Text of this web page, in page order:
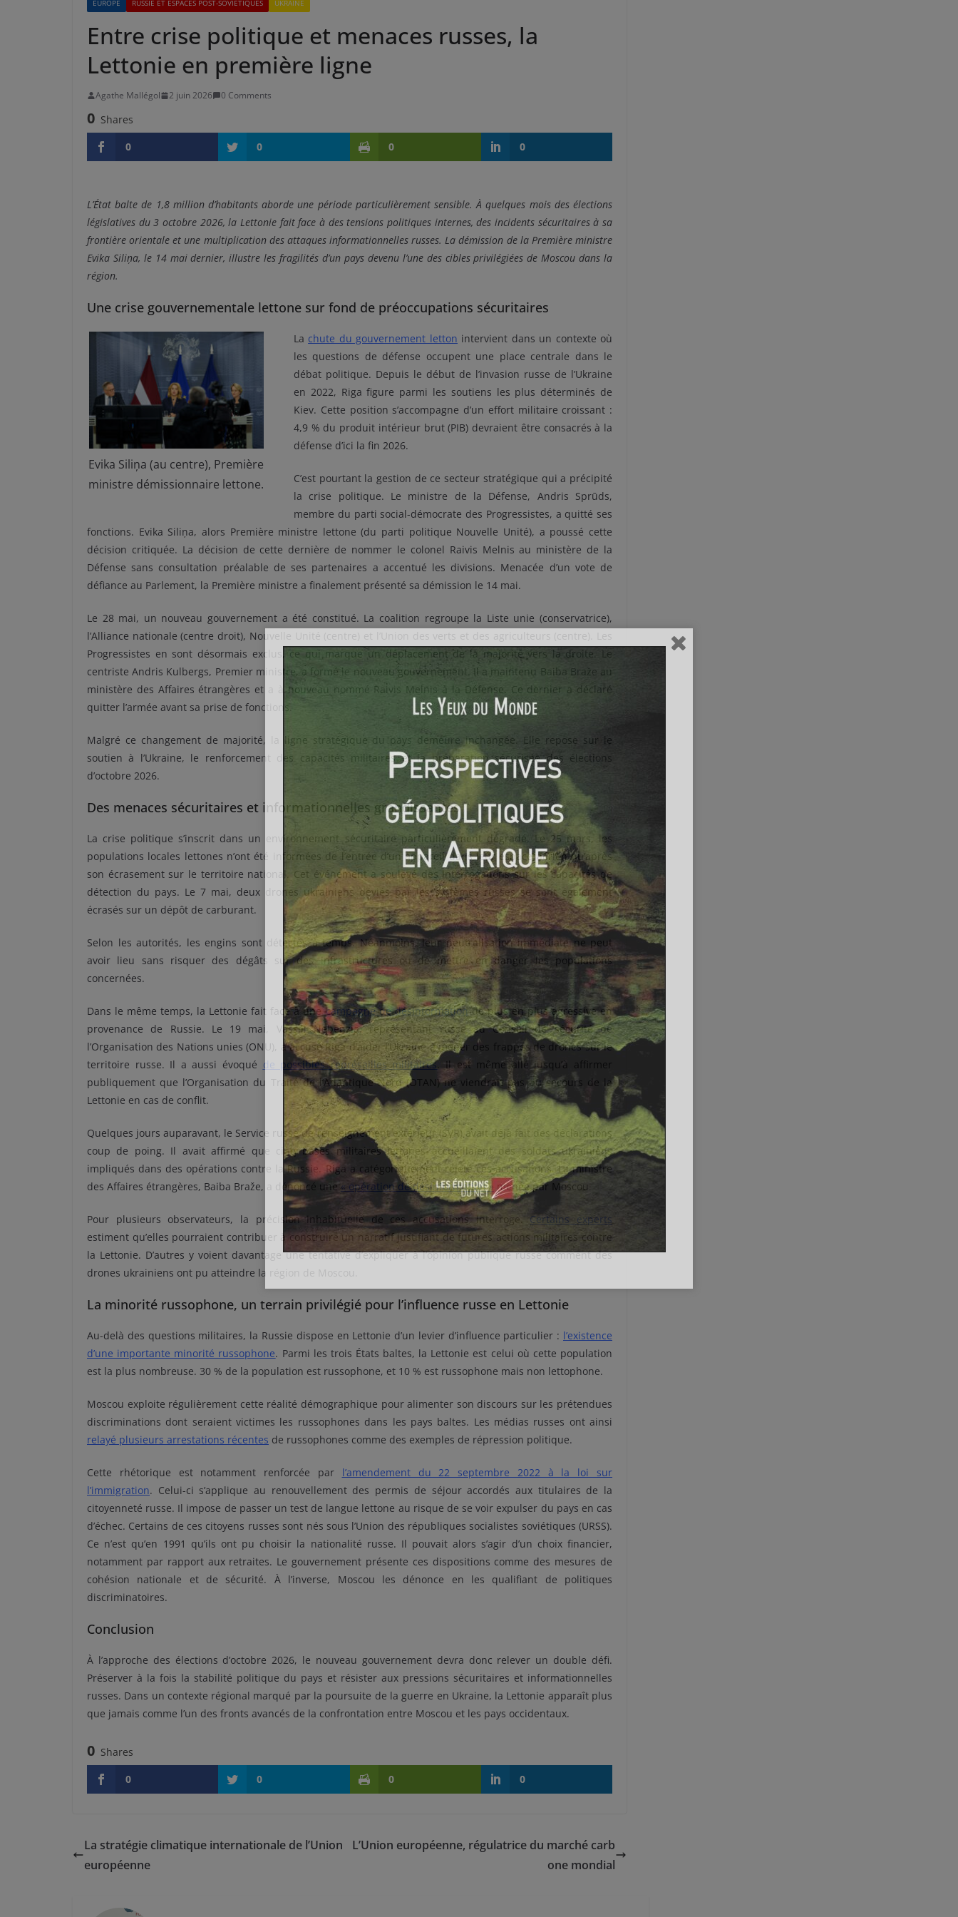
EUROPE RUSSIE ET ESPACES POST-SOVIÉTIQUES UKRAINE
Entre crise politique et menaces russes, la
Lettonie en première ligne
Agathe Mallégol 2 juin 2026 0 Comments
0 Shares
0
0 0 0
L’État balte de 1,8 million d’habitants aborde une période particulièrement sensible. À quelques mois des élections
législatives du 3 octobre 2026, la Lettonie fait face à des tensions politiques internes, des incidents sécuritaires à sa
frontière orientale et une multiplication des attaques informationnelles russes. La démission de la Première ministre
Evika Siliņa, le 14 mai dernier, illustre les fragilités d’un pays devenu l’une des cibles privilégiées de Moscou dans la
région.
Une crise gouvernementale lettone sur fond de préoccupations sécuritaires
Evika Siliņa (au centre), Première
ministre démissionnaire lettone.
La chute du gouvernement letton intervient dans un contexte où
les questions de défense occupent une place centrale dans le
débat politique. Depuis le début de l’invasion russe de l’Ukraine
en 2022, Riga figure parmi les soutiens les plus déterminés de
Kiev. Cette position s’accompagne d’un effort militaire croissant :
4,9 % du produit intérieur brut (PIB) devraient être consacrés à la
défense d’ici la fin 2026.
C’est pourtant la gestion de ce secteur stratégique qui a précipité
la crise politique. Le ministre de la Défense, Andris Sprūds,
membre du parti social-démocrate des Progressistes, a quitté ses
fonctions. Evika Siliņa, alors Première ministre lettone (du parti politique Nouvelle Unité), a poussé cette
décision critiquée. La décision de cette dernière de nommer le colonel Raivis Melnis au ministère de la
Défense sans consultation préalable de ses partenaires a accentué les divisions. Menacée d’un vote de
défiance au Parlement, la Première ministre a finalement présenté sa démission le 14 mai.
Le 28 mai, un nouveau gouvernement a été constitué. La coalition regroupe la Liste unie (conservatrice),
l’Alliance nationale (centre droit), Nouvelle Unité (centre) et l’Union des verts et des agriculteurs (centre). Les
Progressistes en sont désormais exclus, ce qui marque un déplacement de la majorité vers la droite. Le
centriste Andris Kulbergs, Premier ministre, a formé le nouveau gouvernement. Il a maintenu Baiba Braže au
ministère des Affaires étrangères et a à nouveau nommé Raivis Melnis à la Défense. Ce dernier a déclaré
quitter l’armée avant sa prise de fonctions.
Malgré ce changement de majorité, la ligne stratégique du pays demeure inchangée. Elle repose sur le
soutien à l’Ukraine, le renforcement des capacités militaires et la préparation sécurisée des élections
d’octobre 2026.
Des menaces sécuritaires et informationnelles grandissantes
La crise politique s’inscrit dans un environnement sécuritaire particulièrement dégradé. Le 25 mars, les
populations locales lettones n’ont été informées de l’entrée d’un appareil dans leur espace aérien qu’après
son écrasement sur le territoire national. Cet événement a soulevé des interrogations sur les capacités de
détection du pays. Le 7 mai, deux drones ukrainiens déviés par les systèmes russes se sont également
écrasés sur un dépôt de carburant.
Selon les autorités, les engins sont détectés à temps. Néanmoins, leur neutralisation immédiate ne peut
avoir lieu sans risquer des dégâts sur des infrastructures ou de mettre en danger les populations
concernées.
Dans le même temps, la Lettonie fait face à unecampagne de désinformationde plus en plus agressive en
provenance de Russie. Le 19 mai, Vassili Nebenzia, représentant russe au Conseil de sécurité de
l’Organisation des Nations unies (ONU), a accusé Riga d’aider l’Ukraine à mener des frappes de drones sur le
territoire russe. Il a aussi évoqué de possibles représailles militaires. Il est même allé jusqu’à affirmer
publiquement que l’Organisation du Traité de l’Atlantique Nord (OTAN) ne viendrait pas au secours de la
Lettonie en cas de conflit.
Quelques jours auparavant, le Service russe de renseignement extérieur (SVR) avait déjà fait des déclarations
coup de poing. Il avait affirmé que cinq bases militaires lettones accueillaient des soldats ukrainiens
impliqués dans des opérations contre la Russie. Riga a catégoriquement rejeté ces accusations. La ministre
des Affaires étrangères, Baiba Braže, a dénoncé une« opération de désinformation » menée par Moscou.
Pour plusieurs observateurs, la précision inhabituelle de ces accusations interroge.Certains experts
estiment qu’elles pourraient contribuer à construire un narratif justifiant de futures actions militaires contre
la Lettonie. D’autres y voient davantage une tentative d’expliquer à l’opinion publique russe comment des
drones ukrainiens ont pu atteindre la région de Moscou.
La minorité russophone, un terrain privilégié pour l’influence russe en Lettonie
Au-delà des questions militaires, la Russie dispose en Lettonie d’un levier d’influence particulier : l’existence
d’une importante minorité russophone. Parmi les trois États baltes, la Lettonie est celui où cette population
est la plus nombreuse. 30 % de la population est russophone, et 10 % est russophone mais non lettophone.
Moscou exploite régulièrement cette réalité démographique pour alimenter son discours sur les prétendues
discriminations dont seraient victimes les russophones dans les pays baltes. Les médias russes ont ainsi
relayé plusieurs arrestations récentes de russophones comme des exemples de répression politique.
Cette rhétorique est notamment renforcée par l’amendement du 22 septembre 2022 à la loi sur
l’immigration. Celui-ci s’applique au renouvellement des permis de séjour accordés aux titulaires de la
citoyenneté russe. Il impose de passer un test de langue lettone au risque de se voir expulser du pays en cas
d’échec. Certains de ces citoyens russes sont nés sous l’Union des républiques socialistes soviétiques (URSS).
Ce n’est qu’en 1991 qu’ils ont pu choisir la nationalité russe. Il pouvait alors s’agir d’un choix financier,
notamment par rapport aux retraites. Le gouvernement présente ces dispositions comme des mesures de
cohésion nationale et de sécurité. À l’inverse, Moscou les dénonce en les qualifiant de politiques
discriminatoires.
Conclusion
À l’approche des élections d’octobre 2026, le nouveau gouvernement devra donc relever un double défi.
Préserver à la fois la stabilité politique du pays et résister aux pressions sécuritaires et informationnelles
russes. Dans un contexte régional marqué par la poursuite de la guerre en Ukraine, la Lettonie apparaît plus
que jamais comme l’un des fronts avancés de la confrontation entre Moscou et les pays occidentaux.
0 Shares
0
0 0 0
La stratégie climatique internationale de l’Union
européenne
L’Union européenne, régulatrice du marché carb
one mondial